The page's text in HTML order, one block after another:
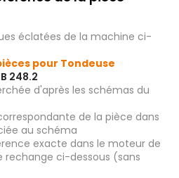
éclatées de la machine ci-
pour Tondeuse
248.2
d'après les schémas du
de la pièce dans
au schéma
exacte dans le moteur de
rechange ci-dessous (sans